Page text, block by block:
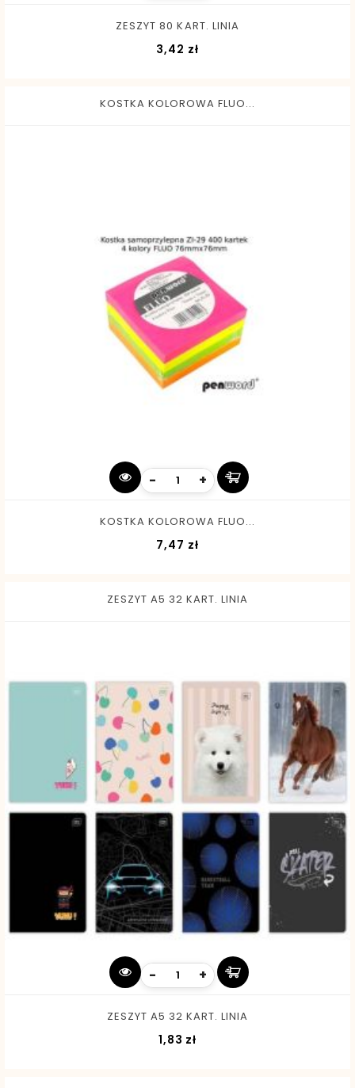
ZESZYT 80 KART. LINIA
3,42 złCena
KOSTKA KOLOROWA FLUO...
- +
KOSTKA KOLOROWA FLUO...
7,47 złCena
ZESZYT A5 32 KART. LINIA
- +
ZESZYT A5 32 KART. LINIA
1,83 zł